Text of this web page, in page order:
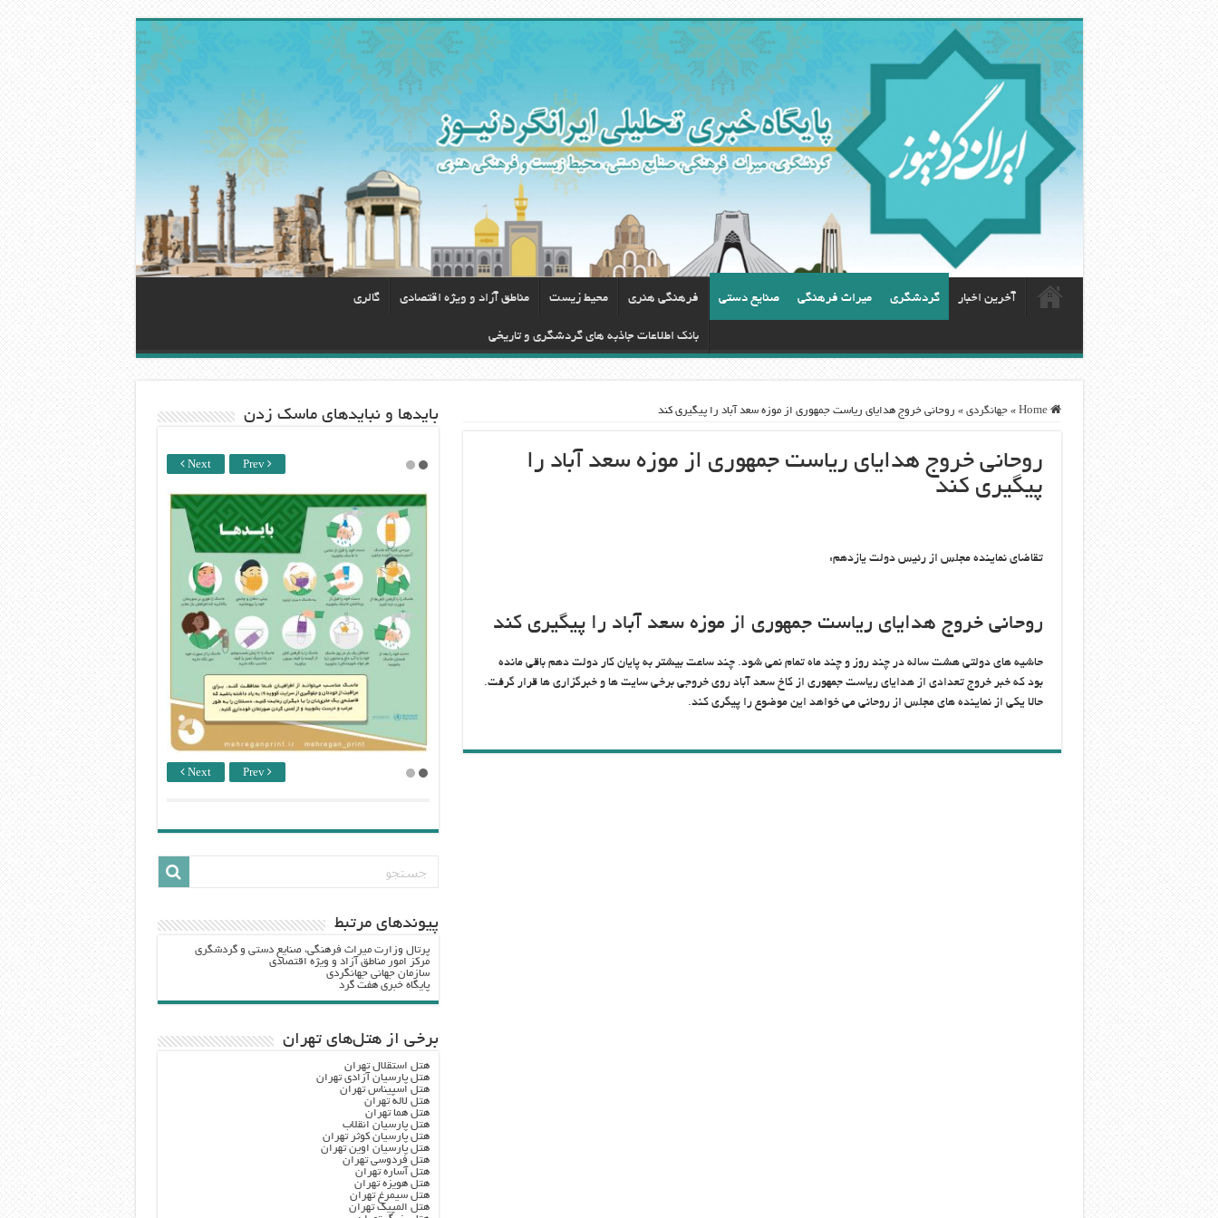
آخرین اخبار گردشگری ميراث فرهنگی صنایع دستی فرهنگی هنری محيط زيست مناطق آزاد و ویژه اقتصادی گالری
بانک اطلاعات جاذبه های گردشگری و تاریخی
Home
» جهانگردی » روحانی خروج هدایای ریاست جمهوری از موزه سعد آباد را پیگیری کند
روحانی خروج هدایای ریاست جمهوری از موزه سعد آباد را
پیگیری کند
تقاضای نماینده مجلس از رئیس دولت یازدهم:
روحانی خروج هدایای ریاست جمهوری از موزه سعد آباد را پیگیری کند
حاشیه های دولتی هشت ساله در چند روز و چند ماه تمام نمی شود. چند ساعت بیشتر به پایان کار دولت دهم باقی مانده
بود که خبر خروج تعدادی از هدایای ریاست جمهوری از کاخ سعد آباد روی خروجی برخی سایت ها و خبرگزاری ها قرار گرفت.
حالا یکی از نماینده های مجلس از روحانی می خواهد این موضوع را پیگری کند.
باید‌ها و نبایدهای ماسک زدن
Next Prev
Next Prev
پيوندهاي مرتبط
پرتال وزارت ميراث فرهنگي، صنایع دستی و گردشگري
مرکز امور مناطق آزاد و ویژه اقتصادی
سازمان جهانی جهانگردی
پایگاه خبری هفت گرد
برخی از هتل‌های تهران
هتل استقلال تهران
هتل پارسیان آزادی تهران
هتل اسپیناس تهران
هتل لاله تهران
هتل هما تهران
هتل پارسیان انقلاب
هتل پارسیان کوثر تهران
هتل پارسیان اوین تهران
هتل فردوسی تهران
هتل آساره تهران
هتل هویزه تهران
هتل سیمرغ تهران
هتل المپیک تهران